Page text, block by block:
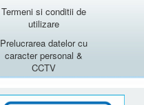
Termeni si conditii de
utilizare
Prelucrarea datelor cu
caracter personal &
CCTV